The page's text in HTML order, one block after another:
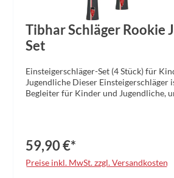
Tibhar Schläger Rookie
Set
Einsteigerschläger-Set (4 Stück) für
Jugendliche Dieser Einsteigerschläger
Begleiter für Kinder und Jugendliche,
ambitionierte Freizeitsportler und zum
Techniken mit Spin Beläge: PLAY
konkav Tempo: 40 / Spin: 45 / Kontrolle: 85
59,90 €*
Preise inkl. MwSt. zzgl. Versandkosten